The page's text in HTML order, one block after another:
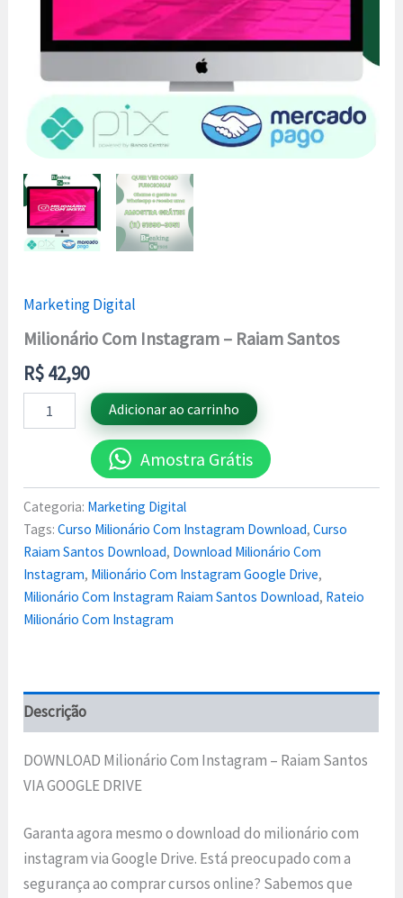
Marketing Digital
Milionário Com Instagram – Raiam Santos
R$42,90
Adicionar ao carrinho
Amostra Grátis
Categoria: Marketing Digital
Tags:Curso Milionário Com Instagram Download,Curso
Raiam Santos Download, Download Milionário Com
Instagram, Milionário Com Instagram Google Drive,
Milionário Com Instagram Raiam Santos Download, Rateio
Milionário Com Instagram
Descrição
DOWNLOAD Milionário Com Instagram – Raiam Santos
VIA GOOGLE DRIVE
Garanta agora mesmo o download do milionário com
instagram via Google Drive. Está preocupado com a
segurança ao comprar cursos online? Sabemos que